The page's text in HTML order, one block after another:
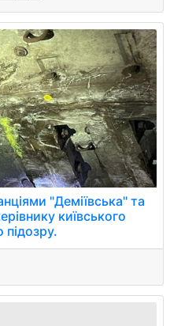
"Деміївська" та
київського